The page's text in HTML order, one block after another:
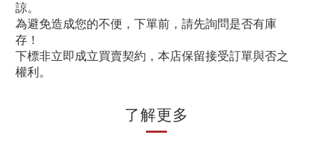
諒。
為避免造成您的不便，下單前，請先詢問是否有庫
存！
下標非立即成立買賣契約，本店保留接受訂單與否之
權利。
了解更多